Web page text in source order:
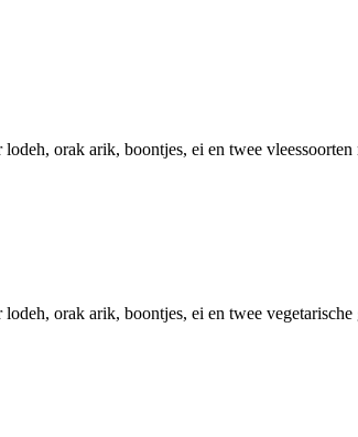
orak arik, boontjes, ei en twee vleessoorten
orak arik, boontjes, ei en twee vegetarische